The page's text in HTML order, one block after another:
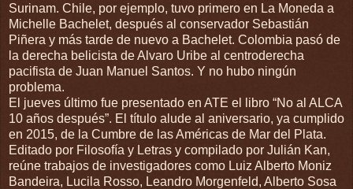
Surinam. Chile, por ejemplo, tuvo primero en La Moneda a
Michelle Bachelet, después al conservador Sebastián
Piñera y más tarde de nuevo a Bachelet. Colombia pasó de
la derecha belicista de Alvaro Uribe al centroderecha
pacifista de Juan Manuel Santos. Y no hubo ningún
problema.
El jueves último fue presentado en ATE el libro “No al ALCA
10 años después”. El título alude al aniversario, ya cumplido
en 2015, de la Cumbre de las Américas de Mar del Plata.
Editado por Filosofía y Letras y compilado por Julián Kan,
reúne trabajos de investigadores como Luiz Alberto Moniz
Bandeira, Lucila Rosso, Leandro Morgenfeld, Alberto Sosa